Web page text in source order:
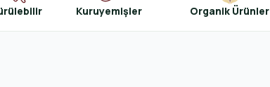
Kuruyemişler Organik Ürünler